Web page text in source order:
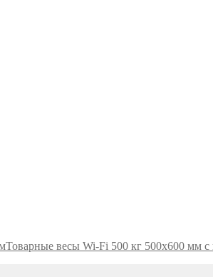
Товарные весы Wi-Fi 500 кг 500х600 мм с